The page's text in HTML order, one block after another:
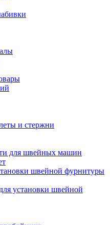
и стержни
для швейных машин
швейной фурнитуры
установки швейной